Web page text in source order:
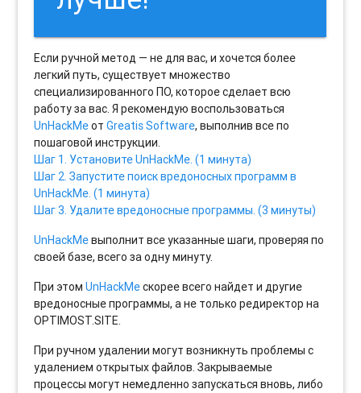
Если ручной метод — не для вас, и хочется более
легкий путь, существует множество
специализированного ПО, которое сделает всю
работу за вас. Я рекомендую воспользоваться
UnHackMeотGreatis Software, выполнив все по
пошаговой инструкции.
Шаг 1. Установите UnHackMe. (1 минута)
Шаг 2. Запустите поиск вредоносных программ в
UnHackMe. (1 минута)
Шаг 3. Удалите вредоносные программы. (3 минуты)
UnHackMeвыполнит все указанные шаги, проверяя по
своей базе, всего за одну минуту.
При этомUnHackMeскорее всего найдет и другие
вредоносные программы, а не только редиректор на
OPTIMOST.SITE.
При ручном удалении могут возникнуть проблемы с
удалением открытых файлов. Закрываемые
процессы могут немедленно запускаться вновь, либо